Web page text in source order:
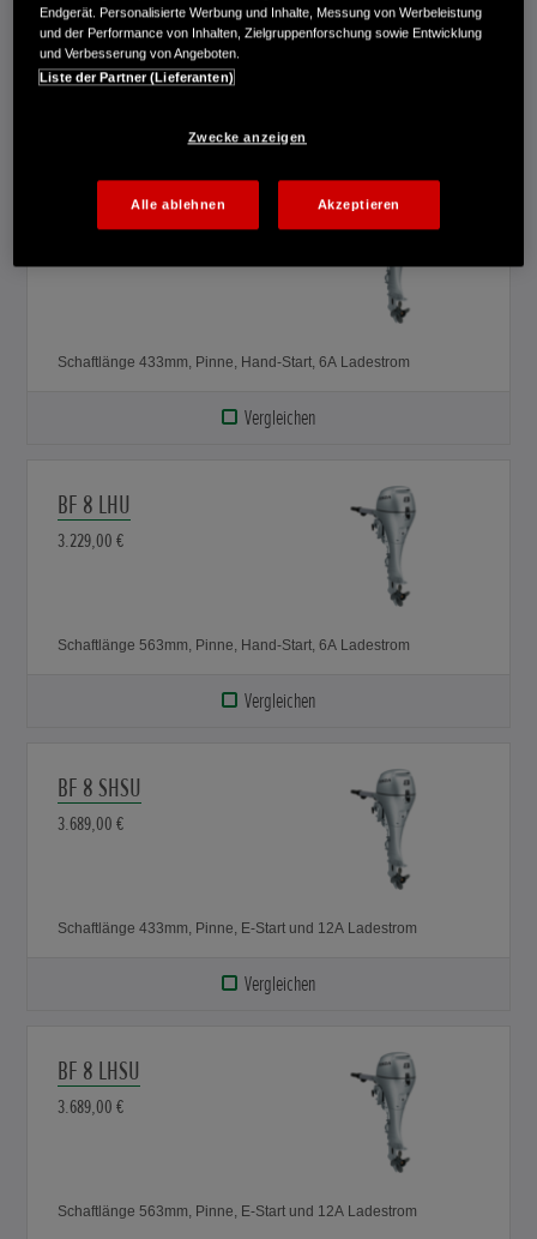
Schaftlänge 433mm, Pinne, E-Start, 12A Ladestrom
Vergleichen
BF 8 SHU
Schaftlänge 433mm, Pinne, Hand-Start, 6A Ladestrom
Vergleichen
BF 8 LHU
3.229,00 €
Schaftlänge 563mm, Pinne, Hand-Start, 6A Ladestrom
Vergleichen
BF 8 SHSU
3.689,00 €
Schaftlänge 433mm, Pinne, E-Start und 12A Ladestrom
Vergleichen
BF 8 LHSU
3.689,00 €
Schaftlänge 563mm, Pinne, E-Start und 12A Ladestrom
Endgerät. Personalisierte Werbung und Inhalte, Messung von Werbeleistung
und der Performance von Inhalten, Zielgruppenforschung sowie Entwicklung
und Verbesserung von Angeboten.
Liste der Partner (Lieferanten)
Zwecke anzeigen
Alle ablehnen Akzeptieren